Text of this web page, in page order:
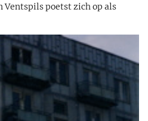
Ventspils poetst zich op als